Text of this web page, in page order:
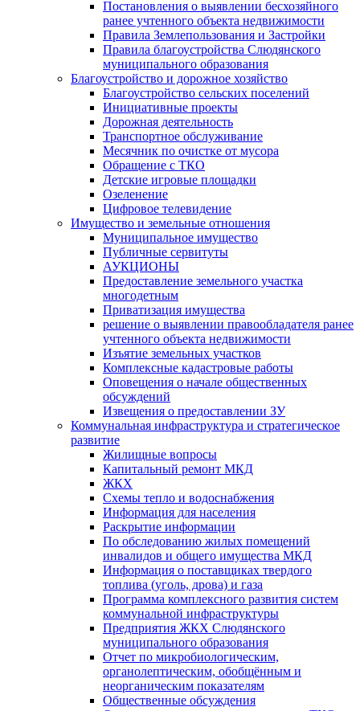
Постановления о выявлении бесхозяйного
ранее учтенного объекта недвижимости
Правила Землепользования и Застройки
Правила благоустройства Слюдянского
муниципального образования
Благоустройство и дорожное хозяйство
Благоустройство сельских поселений
Инициативные проекты
Дорожная деятельность
Транспортное обслуживание
Месячник по очистке от мусора
Обращение с ТКО
Детские игровые площадки
Озеленение
Цифровое телевидение
Имущество и земельные отношения
Муниципальное имущество
Публичные сервитуты
АУКЦИОНЫ
Предоставление земельного участка
многодетным
Приватизация имущества
решение о выявлении правообладателя ранее
учтенного объекта недвижимости
Изъятие земельных участков
Комплексные кадастровые работы
Оповещения о начале общественных
обсуждений
Извещения о предоставлении ЗУ
Коммунальная инфраструктура и стратегическое
развитие
Жилищные вопросы
Капитальный ремонт МКД
ЖКХ
Схемы тепло и водоснабжения
Информация для населения
Раскрытие информации
По обследованию жилых помещений
инвалидов и общего имущества МКД
Информация о поставщиках твердого
топлива (уголь, дрова) и газа
Программа комплексного развития систем
коммунальной инфраструктуры
Предприятия ЖКХ Слюдянского
муниципального образования
Отчет по микробиологическим,
органолептическим, обобщённым и
неорганическим показателям
Общественные обсуждения